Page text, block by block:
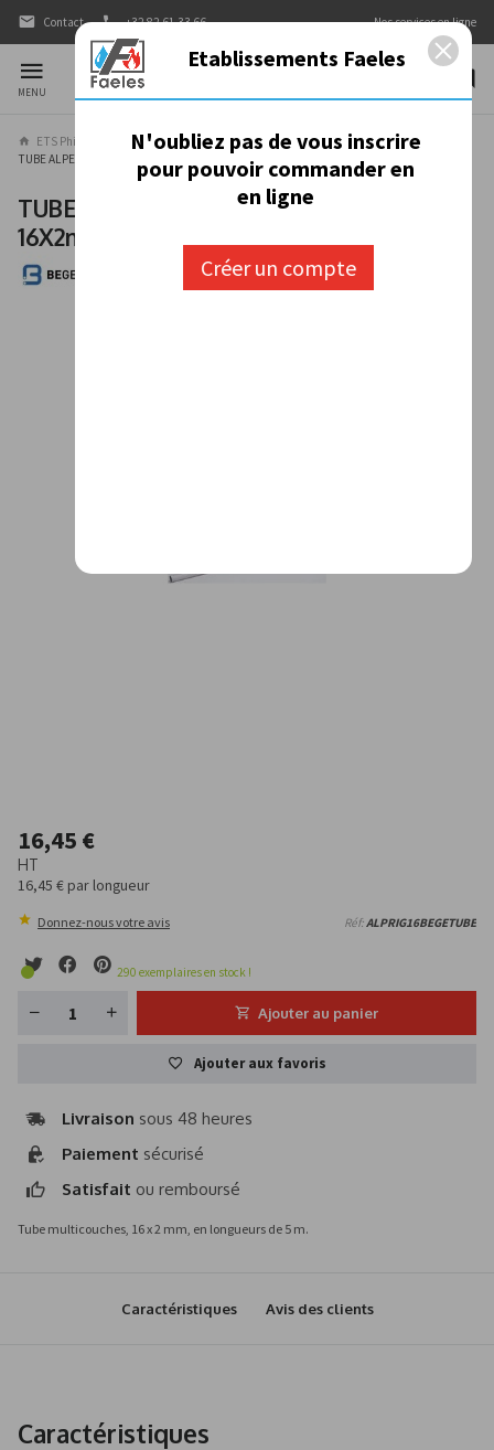
Contact +32 82 61 33 66 Nos services en ligne
MENU
ETS Philippe Faeles Nos produits
INSTALLATION
TUBE ALPEX RIGIDE BEGETUBE 5 METRES 16X2mm
TUBE ALPEX RIGIDE BEGETUBE 5 METRES
16X2mm
16,45 €
HT
16,45 € par longueur
Donnez-nous votre avis Réf:ALPRIG16BEGETUBE
290 exemplaires en stock !
Ajouter au panier
Ajouter aux favoris
Livraison sous 48 heures
Paiement sécurisé
Satisfait ou remboursé
Tube multicouches, 16 x 2 mm, en longueurs de 5 m.
Caractéristiques Avis des clients
Caractéristiques
N'oubliez pas de vous inscrire
pour pouvoir commander en
en ligne
Etablissements Faeles
Créer un compte